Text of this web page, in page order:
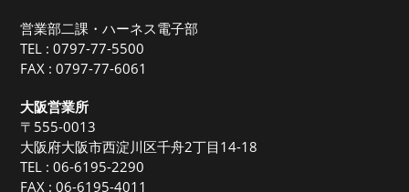
営業部二課・ハーネス電子部
TEL :0797-77-5500
FAX : 0797-77-6061
大阪営業所
〒555-0013
大阪府大阪市西淀川区千舟2丁目14-18
TEL :06-6195-2290
FAX : 06-6195-4011